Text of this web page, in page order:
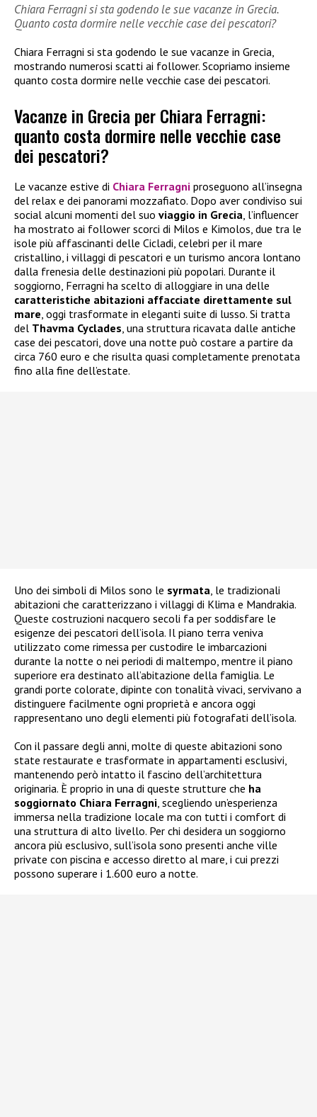
Chiara Ferragni si sta godendo le sue vacanze in Grecia.
Quanto costa dormire nelle vecchie case dei pescatori?
Chiara Ferragni si sta godendo le sue vacanze in Grecia,
mostrando numerosi scatti ai follower. Scopriamo insieme
quanto costa dormire nelle vecchie case dei pescatori.
Vacanze in Grecia per Chiara Ferragni:
quanto costa dormire nelle vecchie case
dei pescatori?
Le vacanze estive di Chiara Ferragni proseguono all’insegna
del relax e dei panorami mozzafiato. Dopo aver condiviso sui
social alcuni momenti del suo viaggio in Grecia, l’influencer
ha mostrato ai follower scorci di Milos e Kimolos, due tra le
isole più affascinanti delle Cicladi, celebri per il mare
cristallino, i villaggi di pescatori e un turismo ancora lontano
dalla frenesia delle destinazioni più popolari. Durante il
soggiorno, Ferragni ha scelto di alloggiare in una delle
caratteristiche abitazioni affacciate direttamente sul
mare, oggi trasformate in eleganti suite di lusso. Si tratta
del Thavma Cyclades, una struttura ricavata dalle antiche
case dei pescatori, dove una notte può costare a partire da
circa 760 euro e che risulta quasi completamente prenotata
fino alla fine dell’estate.
Uno dei simboli di Milos sono le syrmata, le tradizionali
abitazioni che caratterizzano i villaggi di Klima e Mandrakia.
Queste costruzioni nacquero secoli fa per soddisfare le
esigenze dei pescatori dell’isola. Il piano terra veniva
utilizzato come rimessa per custodire le imbarcazioni
durante la notte o nei periodi di maltempo, mentre il piano
superiore era destinato all’abitazione della famiglia. Le
grandi porte colorate, dipinte con tonalità vivaci, servivano a
distinguere facilmente ogni proprietà e ancora oggi
rappresentano uno degli elementi più fotografati dell’isola.
Con il passare degli anni, molte di queste abitazioni sono
state restaurate e trasformate in appartamenti esclusivi,
mantenendo però intatto il fascino dell’architettura
originaria. È proprio in una di queste strutture che ha
soggiornato Chiara Ferragni, scegliendo un’esperienza
immersa nella tradizione locale ma con tutti i comfort di
una struttura di alto livello. Per chi desidera un soggiorno
ancora più esclusivo, sull’isola sono presenti anche ville
private con piscina e accesso diretto al mare, i cui prezzi
possono superare i 1.600 euro a notte.